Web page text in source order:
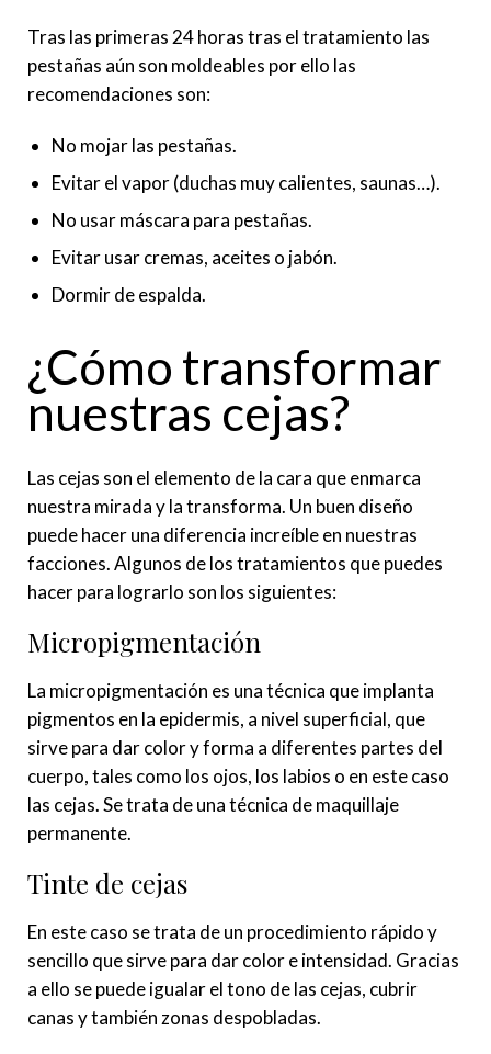
Tras las primeras 24 horas tras el tratamiento las
pestañas aún son moldeables por ello las
recomendaciones son:
No mojar las pestañas.
Evitar el vapor (duchas muy calientes, saunas…).
No usar máscara para pestañas.
Evitar usar cremas, aceites o jabón.
Dormir de espalda.
¿Cómo transformar
nuestras cejas?
Las cejas son el elemento de la cara que enmarca
nuestra mirada y la transforma. Un buen diseño
puede hacer una diferencia increíble en nuestras
facciones. Algunos de los tratamientos que puedes
hacer para lograrlo son los siguientes:
Micropigmentación
La micropigmentación es una técnica que implanta
pigmentos en la epidermis, a nivel superficial, que
sirve para dar color y forma a diferentes partes del
cuerpo, tales como los ojos, los labios o en este caso
las cejas. Se trata de una técnica de maquillaje
permanente.
Tinte de cejas
En este caso se trata de un procedimiento rápido y
sencillo que sirve para dar color e intensidad. Gracias
a ello se puede igualar el tono de las cejas, cubrir
canas y también zonas despobladas.